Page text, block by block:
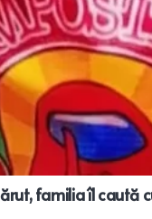
familia îl caută